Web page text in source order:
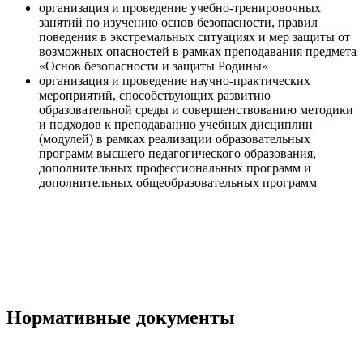
организация и проведение учебно-тренировочных
занятий по изучению основ безопасности, правил
поведения в экстремальных ситуациях и мер защиты от
возможных опасностей в рамках преподавания предмета
«Основ безопасности и защиты Родины»
организация и проведение научно-практических
мероприятий, способствующих развитию
образовательной среды и совершенствованию методики
и подходов к преподаванию учебных дисциплин
(модулей) в рамках реализации образовательных
программ высшего педагогического образования,
дополнительных профессиональных программ и
дополнительных общеобразовательных программ
Нормативные документы